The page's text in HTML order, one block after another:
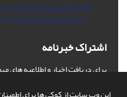
Licensedunder the
International License
اشتراک خبرنامه
برای دریافت اخبار و اطلاعیه